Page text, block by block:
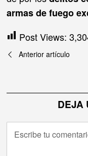
armas de fuego
Post Views:
Navegación
entradas
Anterior artículo
DEJA